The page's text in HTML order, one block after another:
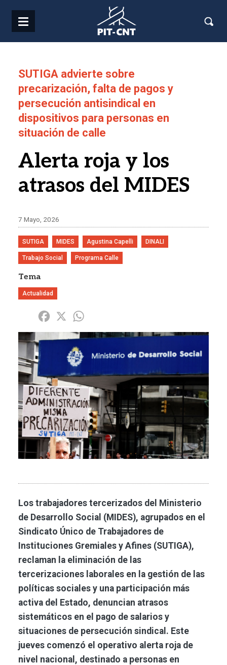
SUTIGA advierte sobre
precarización, falta de pagos y
persecución antisindical en
dispositivos para personas en
situación de calle
Alerta roja y los
atrasos del MIDES
7 Mayo, 2026
SUTIGA MIDES Agustina Capelli DINALI
Trabajo Social Programa Calle
Tema
Actualidad
Share Facebook
X
Imagen
Los trabajadores tercerizados del Ministerio
de Desarrollo Social (MIDES), agrupados en el
Sindicato Único de Trabajadores de
Instituciones Gremiales y Afines (SUTIGA),
reclaman la eliminación de las
tercerizaciones laborales en la gestión de las
políticas sociales y una participación más
activa del Estado, denuncian atrasos
sistemáticos en el pago de salarios y
situaciones de persecución sindical. Este
jueves comenzó el operativo alerta roja de
nivel nacional, destinado a personas en